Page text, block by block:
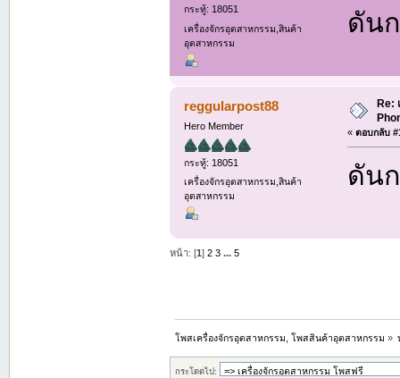
กระทู้: 18051
เครื่องจักรอุตสาหกรรม,สินค้า
อุตสาหกรรม
ดัน
reggularpost88
Hero Member
กระทู้: 18051
เครื่องจักรอุตสาหกรรม,สินค้า
อุตสาหกรรม
Re:
«ตอบกลับ
ดัน
หน้า: [1] 2 3 ... 5
โพสเครื่องจักรอุตสาหกรรม, โพสสินค้าอุตสาหกรรม »
กระโดดไป: